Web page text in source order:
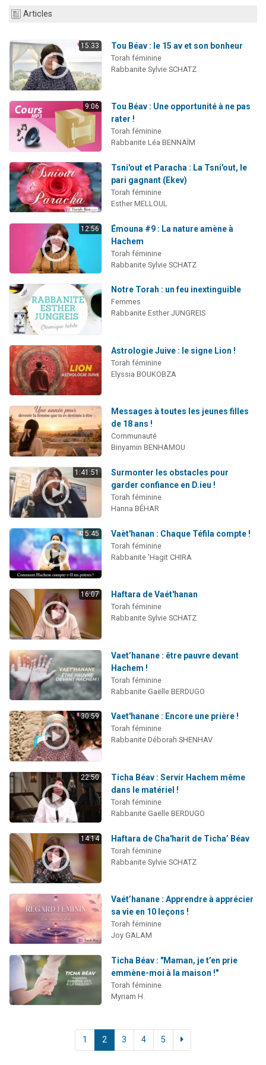
Ariel vient de donner son Maasser
Nathaniel vient de donner son Maasser
Articles
15:33 Tou Béav : le 15 av et son bonheur
Torah féminine
Rabbanite Sylvie SCHATZ
9:06
Tou Béav : Une opportunité à ne pas
rater !
Torah féminine
Rabbanite Léa BENNAÏM
Tsni'out et Paracha : La Tsni'out, le
pari gagnant (Ekev)
Torah féminine
Esther MELLOUL
12:56
Émouna #9 : La nature amène à
Hachem
Torah féminine
Rabbanite Sylvie SCHATZ
Notre Torah : un feu inextinguible
Femmes
Rabbanite Esther JUNGREIS
Astrologie Juive : le signe Lion !
Torah féminine
Elyssia BOUKOBZA
Messages à toutes les jeunes filles
de 18 ans !
Communauté
Binyamin BENHAMOU
1:41:51
Surmonter les obstacles pour
garder confiance en D.ieu !
Torah féminine
Hanna BÉHAR
5:45 Vaèt'hanan : Chaque Téfila compte !
Torah féminine
Rabbanite 'Hagit CHIRA
16:07 Haftara de Vaét'hanan
Torah féminine
Rabbanite Sylvie SCHATZ
Vaet’hanane : être pauvre devant
Hachem !
Torah féminine
Rabbanite Gaëlle BERDUGO
30:59 Vaet'hanane : Encore une prière !
Torah féminine
Rabbanite Déborah SHENHAV
22:50
Ticha Béav : Servir Hachem même
dans le matériel !
Torah féminine
Rabbanite Gaëlle BERDUGO
14:14 Haftara de Cha'harit de Ticha’ Béav
Torah féminine
Rabbanite Sylvie SCHATZ
Vaét’hanane : Apprendre à apprécier
sa vie en 10 leçons !
Torah féminine
Joy GALAM
Ticha Béav : "Maman, je t’en prie
emmène-moi à la maison !"
Torah féminine
Myriam H.
1 2 3 4 5